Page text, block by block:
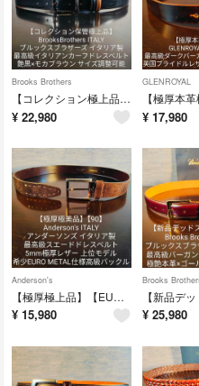
Brooks Brothers
【コレクション極上品】ブルックスブラザーズ 最高級ドレスベルト イタリアンカーフ
¥ 22,980
GLENROYAL
¥ 17,980
Anderson's
【極厚極上品】【EURO METAL】アンダーソンズ 最高級スエードドレスベルト
¥ 15,980
Brooks
¥ 25,980